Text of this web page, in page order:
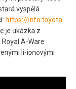
vyspělá
https://info.toyota-
je ukázka z
A-Ware
li-ionovými